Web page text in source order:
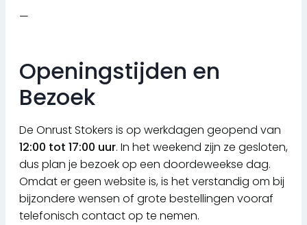
—
Openingstijden en
Bezoek
De Onrust Stokers is op werkdagen geopend van
12:00 tot 17:00 uur. In het weekend zijn ze gesloten,
dus plan je bezoek op een doordeweekse dag.
Omdat er geen website is, is het verstandig om bij
bijzondere wensen of grote bestellingen vooraf
telefonisch contact op te nemen.